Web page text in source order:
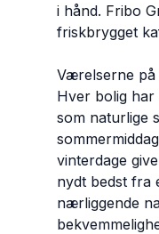
i hånd. Fribo
friskbrygget
Værelserne på
Hver bolig har
som naturlige
vinterdage
nydt bedst fra
nærliggende